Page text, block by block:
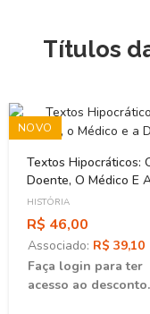
Títulos
NOVO
Textos Hipocráticos:
Doente, O Médico E
Doença
HISTÓRIA
R$ 46,00
Associado: R$ 39,10
Faça login para ter
acesso ao desconto.